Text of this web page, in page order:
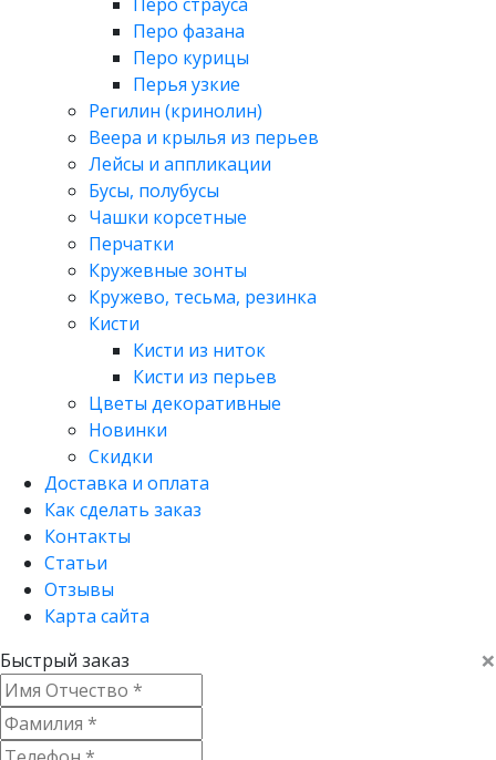
Перо фазана
Перо курицы
Перья узкие
Регилин (кринолин)
Веера и крылья из перьев
Лейсы и аппликации
Бусы, полубусы
Чашки корсетные
Перчатки
Кружевные зонты
Кружево, тесьма, резинка
Кисти
Кисти из ниток
Кисти из перьев
Цветы декоративные
Новинки
Скидки
Доставка и оплата
Как сделать заказ
Контакты
Статьи
Отзывы
Карта сайта
×
Быстрый заказ